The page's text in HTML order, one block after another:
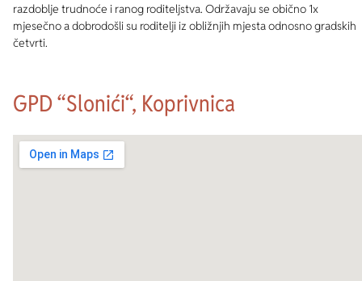
razdoblje trudnoće i ranog roditeljstva. Održavaju se obično 1x
mjesečno a dobrodošli su roditelji iz obližnjih mjesta odnosno gradskih
četvrti.
GPD “Slonići“, Koprivnica